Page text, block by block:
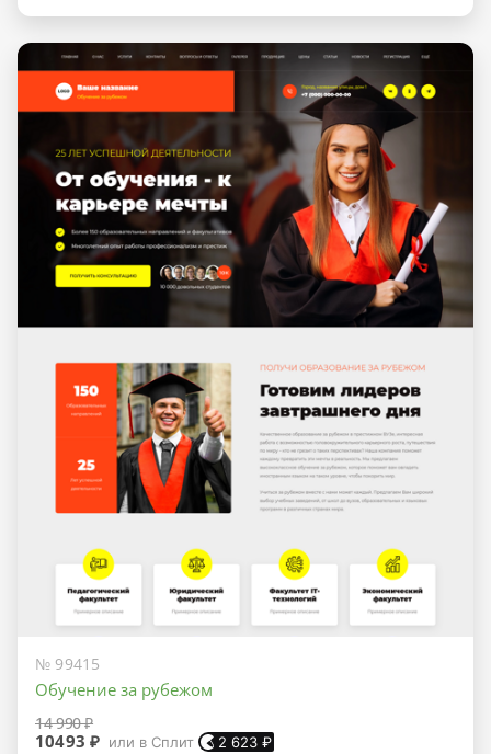
№ 99415
Обучение за рубежом
14 990 ₽
10493 ₽ или в Сплит 2 623 ₽